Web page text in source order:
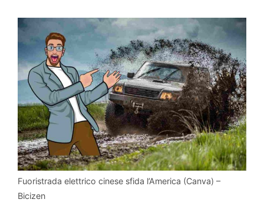
Fuoristrada elettrico cinese sfida l’America (Canva) –
Bicizen